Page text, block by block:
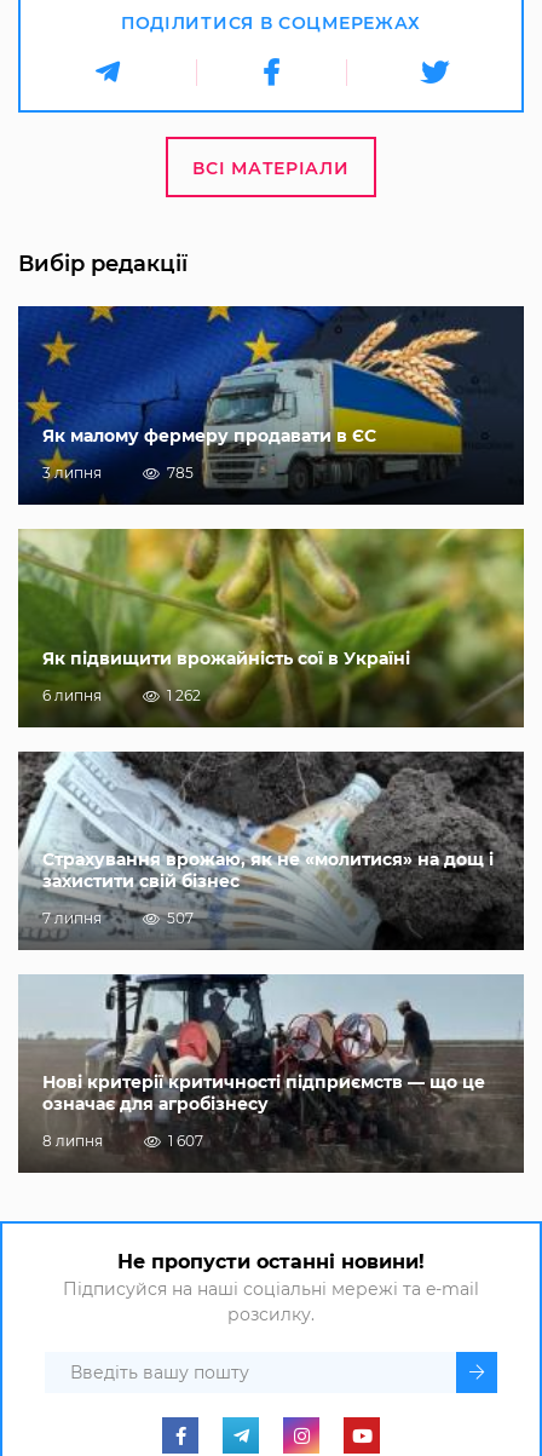
ПОДІЛИТИСЯ В СОЦМЕРЕЖАХ
ВСІ МАТЕРІАЛИ
Вибір редакції
Як малому фермеру продавати в ЄС
3 липня 785
Як підвищити врожайність сої в Україні
6 липня 1 262
Страхування врожаю, як не «молитися» на дощ і
захистити свій бізнес
7 липня 507
Нові критерії критичності підприємств — що це
означає для агробізнесу
8 липня 1 607
Не пропусти останні новини!
Підписуйся на наші соціальні мережі та e-mail
розсилку.